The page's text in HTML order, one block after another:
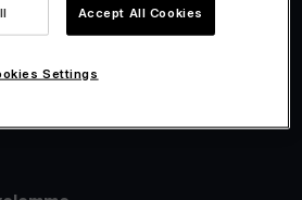
Accept All Cookies
Settings